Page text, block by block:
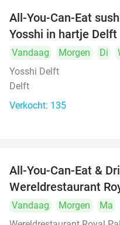
All-You-Can-Eat
Yosshi in hartje Delft
Vandaag Morgen Di
Yosshi Delft
Delft
Verkocht: 135
All-You-Can-Eat &
Wereldrestaurant
Vandaag Morgen Ma